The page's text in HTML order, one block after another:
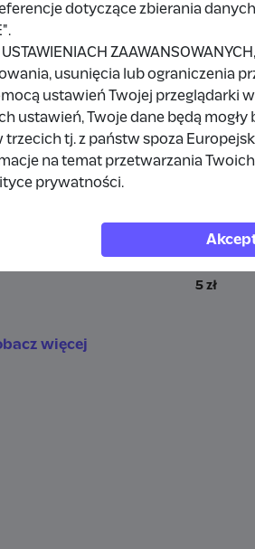
10 zł
1 zł
10 zł
5 zł
więcej
dotyczące zbierania
usunięcia lub ograniczenia
ustawień Twojej przeglądarki
ustawień, Twoje dane będą
tj. z państw spoza
na temat przetwarzania
prywatności.